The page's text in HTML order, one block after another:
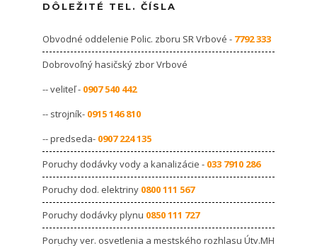
DÔLEŽITÉ TEL. ČÍSLA
Obvodné oddelenie Polic. zboru SR Vrbové - 7792 333
Dobrovoľný hasičský zbor Vrbové
-- veliteľ - 0907 540 442
-- strojník- 0915 146 810
-- predseda- 0907 224 135
Poruchy dodávky vody a kanalizácie - 033 7910 286
Poruchy dod. elektriny 0800 111 567
Poruchy dodávky plynu 0850 111 727
Poruchy ver. osvetlenia a mestského rozhlasu Útv.MH